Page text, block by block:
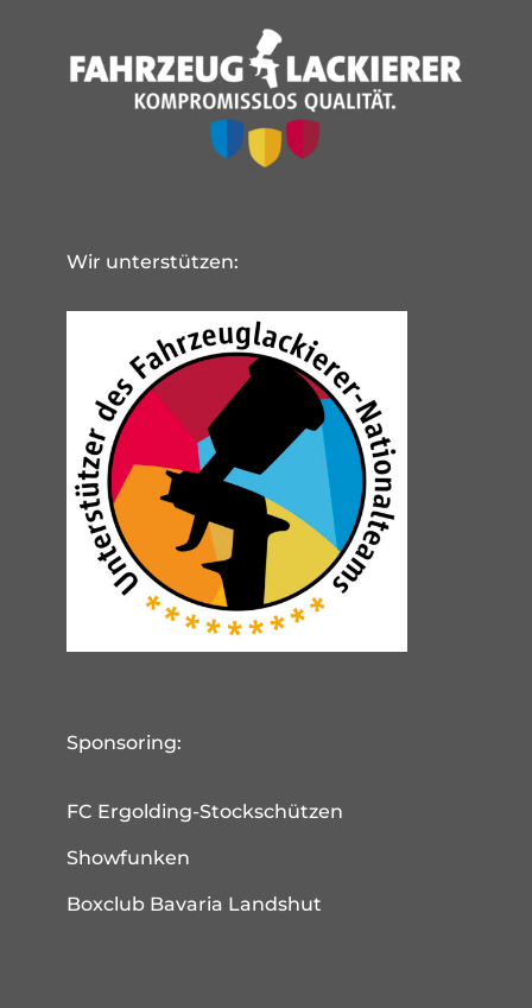
Wir unterstützen:
Sponsoring:
FC Ergolding-Stockschützen
Showfunken
Boxclub Bavaria Landshut